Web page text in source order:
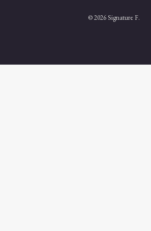
© 2026 Signature F.